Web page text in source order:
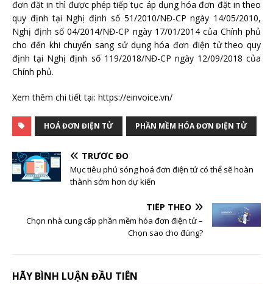
đơn đặt in thì được phép tiếp tục áp dụng hóa đơn đặt in theo
quy định tại Nghị định số 51/2010/NĐ-CP ngày 14/05/2010,
Nghị định số 04/2014/NĐ-CP ngày 17/01/2014 của Chính phủ
cho đến khi chuyển sang sử dụng hóa đơn điện tử theo quy
định tại Nghị định số 119/2018/NĐ-CP ngày 12/09/2018 của
Chính phủ.
Xem thêm chi tiết tại: https://einvoice.vn/
HOÁ ĐƠN ĐIỆN TỬ PHẦN MỀM HÓA ĐƠN ĐIỆN TỬ
TRƯỚC ĐÓ
Mục tiêu phủ sóng hoá đơn điện tử có thể sẽ hoàn
thành sớm hơn dự kiến
TIẾP THEO
Chọn nhà cung cấp phần mềm hóa đơn điện tử –
Chọn sao cho đúng?
HÃY BÌNH LUẬN ĐẦU TIÊN